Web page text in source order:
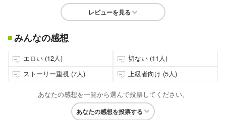
レビューを見る
みんなの感想
エロい (12人)
切ない (11人)
ストーリー重視 (7人)
上級者向け (5人)
あなたの感想を一覧から選んで投票してください。
あなたの感想を投票する